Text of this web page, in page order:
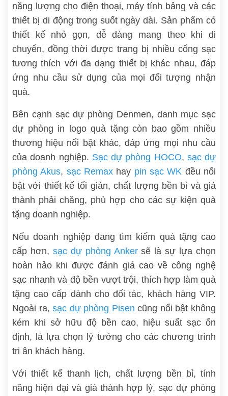
năng lượng cho điện thoại, máy tính bảng và các
thiết bị di động trong suốt ngày dài. Sản phẩm có
thiết kế nhỏ gọn, dễ dàng mang theo khi di
chuyển, đồng thời được trang bị nhiều cổng sạc
tương thích với đa dạng thiết bị khác nhau, đáp
ứng nhu cầu sử dụng của mọi đối tượng nhận
quà.
Bên cạnh sạc dự phòng Denmen, danh mục sạc
dự phòng in logo quà tặng còn bao gồm nhiều
thương hiệu nổi bật khác, đáp ứng mọi nhu cầu
của doanh nghiệp. Sạc dự phòng HOCO, sạc dự
phòng Akus, sạc Remax hay pin sạc WK đều nổi
bật với thiết kế tối giản, chất lượng bền bỉ và giá
thành phải chăng, phù hợp cho các sự kiện quà
tặng doanh nghiệp.
Nếu doanh nghiệp đang tìm kiếm quà tặng cao
cấp hơn, sạc dự phòng Ankersẽ là sự lựa chọn
hoàn hảo khi được đánh giá cao về công nghệ
sạc nhanh và độ bền vượt trội, thích hợp làm quà
tặng cao cấp dành cho đối tác, khách hàng VIP.
Ngoài ra,sạc dự phòng Pisen cũng nổi bật không
kém khi sở hữu độ bền cao, hiệu suất sạc ổn
định, là lựa chọn lý tưởng cho các chương trình
tri ân khách hàng.
Với thiết kế thanh lịch, chất lượng bền bỉ, tính
năng hiện đại và giá thành hợp lý, sạc dự phòng